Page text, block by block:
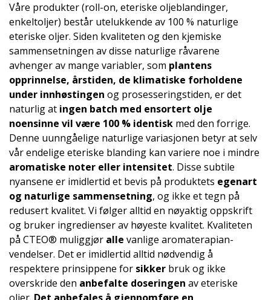
Våre produkter (roll-on, eteriske oljeblandinger,
enkeltoljer) består utelukkende av 100 % naturlige
eteriske oljer. Siden kvaliteten og den kjemiske
sammensetningen av disse naturlige råvarene
avhenger av mange variabler, som plantens
opprinnelse, årstiden, de klimatiske forholdene
under innhøstingen og prosesseringstiden, er det
naturlig at ingen batch med ensortert olje
noensinne vil være 100 % identisk med den forrige.
Denne uunngåelige naturlige variasjonen betyr at selv
vår endelige eteriske blanding kan variere noe i mindre
aromatiske noter eller intensitet. Disse subtile
nyansene er imidlertid et bevis på produktets egenart
og naturlige sammensetning, og ikke et tegn på
redusert kvalitet. Vi følger alltid en nøyaktig oppskrift
og bruker ingredienser av høyeste kvalitet. Kvaliteten
på CTEO® muliggjør alle vanlige aromaterapian­
vendelser. Det er imidlertid alltid nødvendig å
respektere prinsippene for sikker bruk og ikke
overskride den anbefalte doseringen av eteriske